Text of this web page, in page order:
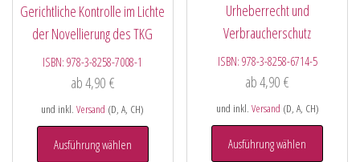
Gerichtliche Kontrolle im Lichte
der Novellierung des TKG
ISBN:978-3-8258-7008-1
ab4,90 €
und inkl.Versand (D, A, CH)
Ausführung wählen
Urheberrecht und
Verbraucherschutz
ISBN: 978-3-8258-6714-5
ab4,90€
und inkl. Versand (D, A, CH)
Ausführung wählen